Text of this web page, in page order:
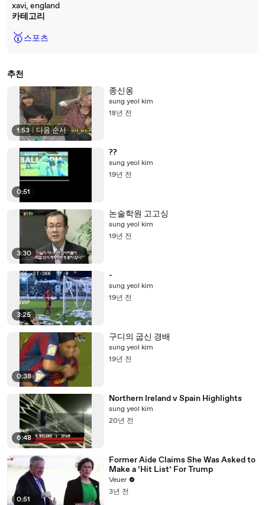
xavi, england
카테고리
🥇스포츠
추천
1:53 | 다음 순서
종신옹
sung yeol kim
18년 전
0:51
??
sung yeol kim
19년 전
3:30
논술학원 고고싱
sung yeol kim
19년 전
3:25
-
sung yeol kim
19년 전
0:38
구디의 굽신 경배
sung yeol kim
19년 전
6:48
Northern Ireland v Spain Highlights
sung yeol kim
20년 전
0:51
Former Aide Claims She Was Asked to
Make a ‘Hit List’ For Trump
Veuer
3년 전